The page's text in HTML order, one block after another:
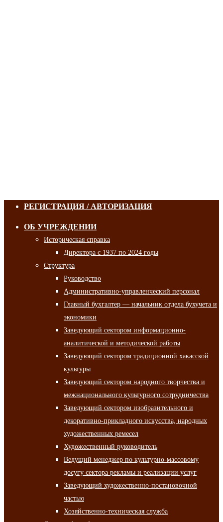
РЕГИСТРАЦИЯ / АВТОРИЗАЦИЯ
ОБ УЧРЕЖДЕНИИ
Историческая справка
Директора с 1937 по 2024 годы
Структура
Руководство
Административно-управленческий персонал
Главный бухгалтер — начальник отдела бухучета и
экономики
Заведующий сектором информационно-
аналитической и методической работы
Заведующий сектором традиционной хакасской
культуры
Заведующий сектором народного творчества и
межнационального культурного сотрудничества
Заведующий сектором изобразительного и
декоративно-прикладного искусства, народных
художественных ремесел
Художественный руководитель
Ведущий менеджер по культурно-массовому
досугу сектора рекламы и реализации услуг
Заведующий художественно-постановочной
частью
Хозяйственно-техническая служба